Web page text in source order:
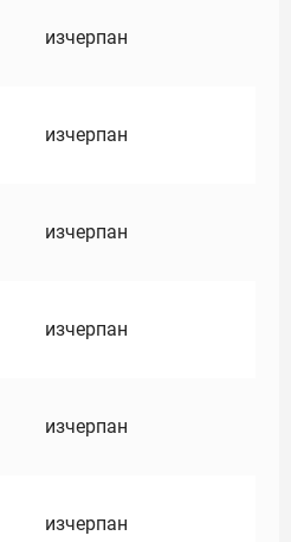
изчерпан
изчерпан
изчерпан
изчерпан
изчерпан
изчерпан